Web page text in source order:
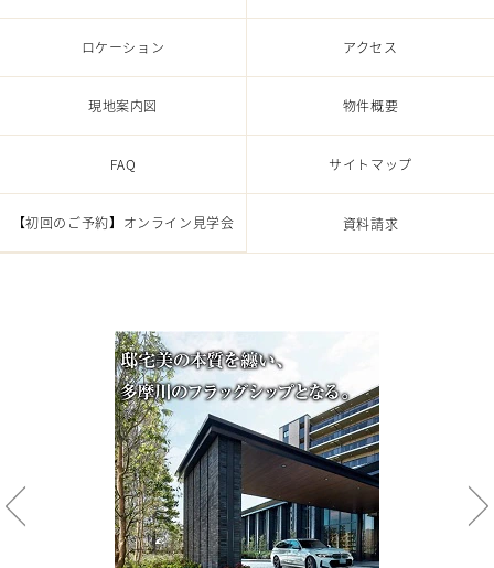
ロケーション アクセス
現地案内図 物件概要
FAQ サイトマップ
【初回のご予約】 オンライン見学会 資料請求